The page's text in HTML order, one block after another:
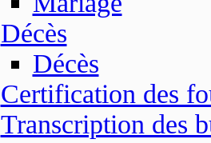
Décès
Décès
Certification des
Transcription des